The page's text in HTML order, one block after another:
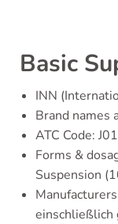
Basic
INN
Brand names
ATC Code:
Forms &
Suspension